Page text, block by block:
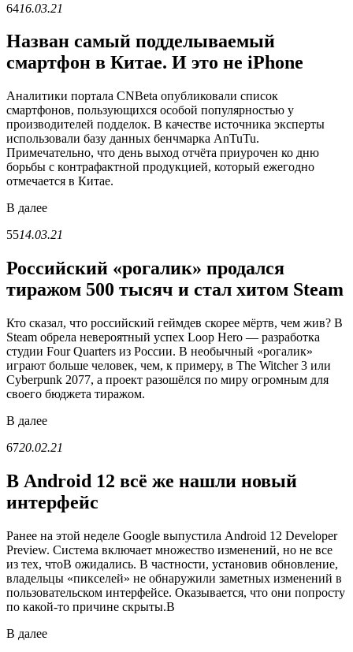
6416.03.21
Назван самый подделываемый
смартфон в Китае. И это не iPhone
Аналитики портала CNBeta опубликовали список
смартфонов, пользующихся особой популярностью у
производителей подделок. В качестве источника эксперты
использовали базу данных бенчмарка AnTuTu.
Примечательно, что день выход отчёта приурочен ко дню
борьбы с контрафактной продукцией, который ежегодно
отмечается в Китае.
В далее
5514.03.21
Российский «рогалик» продался
тиражом 500 тысяч и стал хитом Steam
Кто сказал, что российский геймдев скорее мёртв, чем жив? В
Steam обрела невероятный успех Loop Hero — разработка
студии Four Quarters из России. В необычный «рогалик»
играют больше человек, чем, к примеру, в The Witcher 3 или
Cyberpunk 2077, а проект разошёлся по миру огромным для
своего бюджета тиражом.
В далее
6720.02.21
В Android 12 всё же нашли новый
интерфейс
Ранее на этой неделе Google выпустила Android 12 Developer
Preview. Система включает множество изменений, но не все
из тех, чтоВ ожидались. В частности, установив обновление,
владельцы «пикселей» не обнаружили заметных изменений в
пользовательском интерфейсе. Оказывается, что они попросту
по какой-то причине скрыты.В
В далее